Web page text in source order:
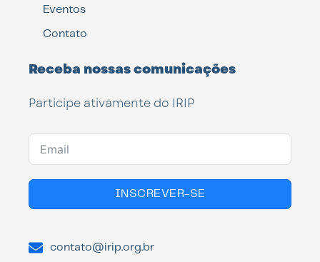
Eventos
Contato
Receba nossas comunicações
Participe ativamente do IRIP
INSCREVER-SE
contato@irip.org.br